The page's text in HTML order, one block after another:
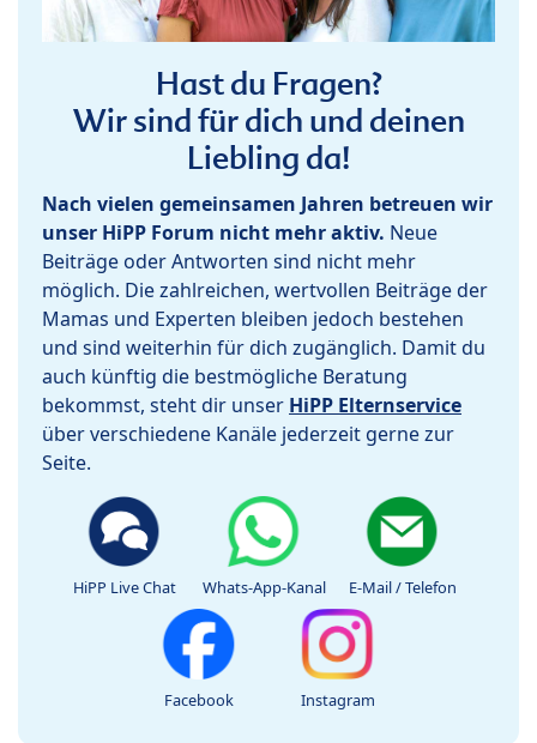
Hast du Fragen?
Wir sind für dich und deinen
Liebling da!
Nach vielen gemeinsamen Jahren betreuen wir
unser HiPP Forum nicht mehr aktiv. Neue
Beiträge oder Antworten sind nicht mehr
möglich. Die zahlreichen, wertvollen Beiträge der
Mamas und Experten bleiben jedoch bestehen
und sind weiterhin für dich zugänglich. Damit du
auch künftig die bestmögliche Beratung
bekommst, steht dir unser HiPP Elternservice
über verschiedene Kanäle jederzeit gerne zur
Seite.
HiPP Live Chat Whats-App-Kanal E-Mail / Telefon
Facebook Instagram